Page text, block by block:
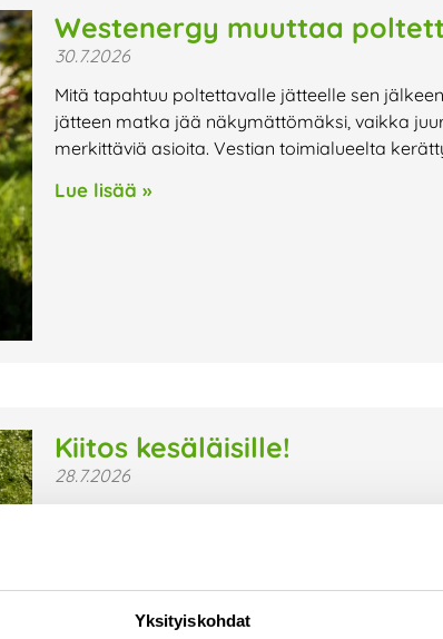
Yksityiskohdat
Westenergy muuttaa
30.7.2026
Mitä tapahtuu poltettavalle jätteelle sen
jätteen matka jää näkymättömäksi, vaikka
merkittäviä asioita. Vestian toimialueelta
Lue lisää »
Kiitos kesäläisille!
28.7.2026
Kesä on jälleen ollut Vestian toimipaikoissa
sujuvaa arkea ovat olleet kesäläisemme,
Lue lisää »